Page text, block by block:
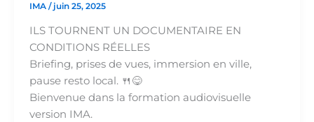
IMA / juin 25, 2025
ILS TOURNENT UN DOCUMENTAIRE EN
CONDITIONS RÉELLES
Briefing, prises de vues, immersion en ville,
pause resto local. 🍴😋
Bienvenue dans la formation audiovisuelle
version IMA.